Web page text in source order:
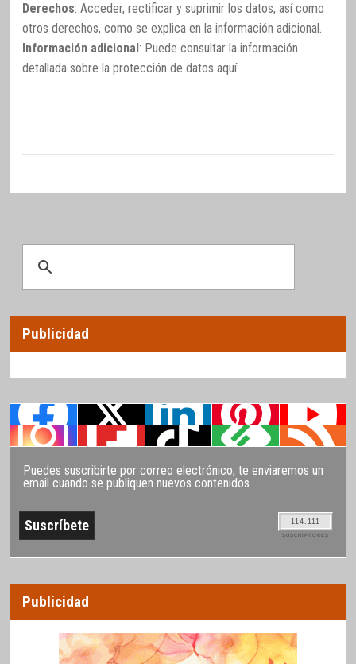
Derechos: Acceder, rectificar y suprimir los datos, así como
otros derechos, como se explica en la información adicional.
Información adicional: Puede consultar la información
detallada sobre la protección de datos aquí.
Publicidad
Puedes suscribirte por correo electrónico, te enviaremos un
email cuando se publiquen nuevos contenidos
114.111
SUSCRIPTORES
Publicidad